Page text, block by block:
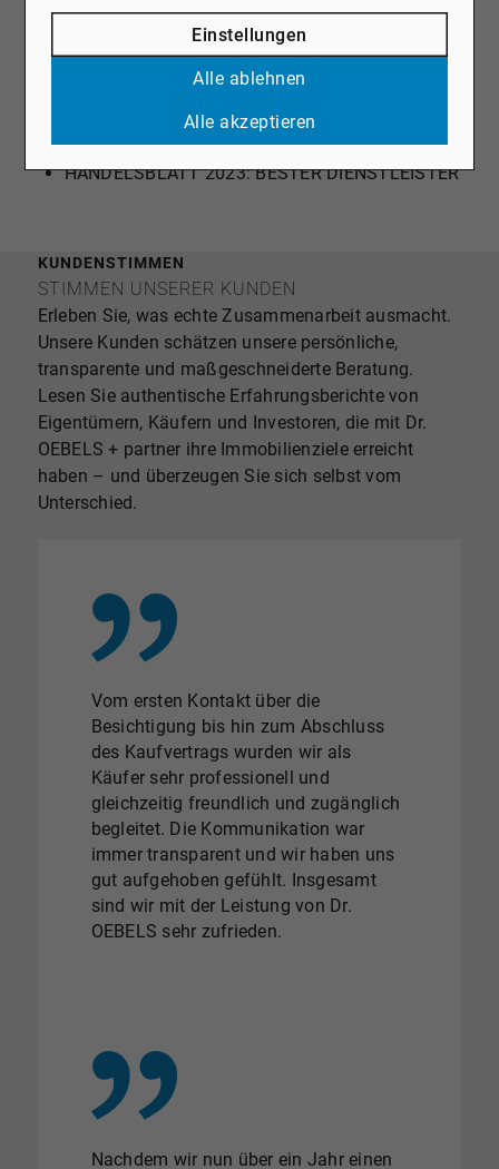
FOCUS MONEY 2024: HOHE
WEITEREMPFEHLUNG
FOCUS MONEY 2023: BRANCHENSIEGER
MAKLER-KOMPASS VON CAPITAL 2023: TOP
MAKLER
HANDELSBLATT 2023: BESTER DIENSTLEISTER
KUNDENSTIMMEN
STIMMEN UNSERER KUNDEN
Erleben Sie, was echte Zusammenarbeit ausmacht.
Unsere Kunden schätzen unsere persönliche,
transparente und maßgeschneiderte Beratung.
Lesen Sie authentische Erfahrungsberichte von
Eigentümern, Käufern und Investoren, die mit Dr.
OEBELS + partner ihre Immobilienziele erreicht
haben – und überzeugen Sie sich selbst vom
Unterschied.
Vom ersten Kontakt über die
Besichtigung bis hin zum Abschluss
des Kaufvertrags wurden wir als
Käufer sehr professionell und
gleichzeitig freundlich und zugänglich
begleitet. Die Kommunikation war
immer transparent und wir haben uns
gut aufgehoben gefühlt. Insgesamt
sind wir mit der Leistung von Dr.
OEBELS sehr zufrieden.
Nachdem wir nun über ein Jahr einen
Einstellungen
Alle ablehnen
Alle akzeptieren